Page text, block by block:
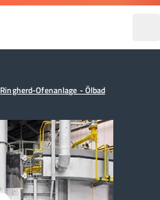
Ringherd-Ofenanlage - Ölbad